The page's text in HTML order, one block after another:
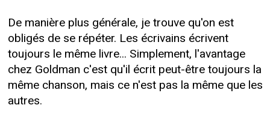
De manière plus générale, je trouve qu'on est
obligés de se répéter. Les écrivains écrivent
toujours le même livre... Simplement, l'avantage
chez Goldman c'est qu'il écrit peut-être toujours la
même chanson, mais ce n'est pas la même que les
autres.